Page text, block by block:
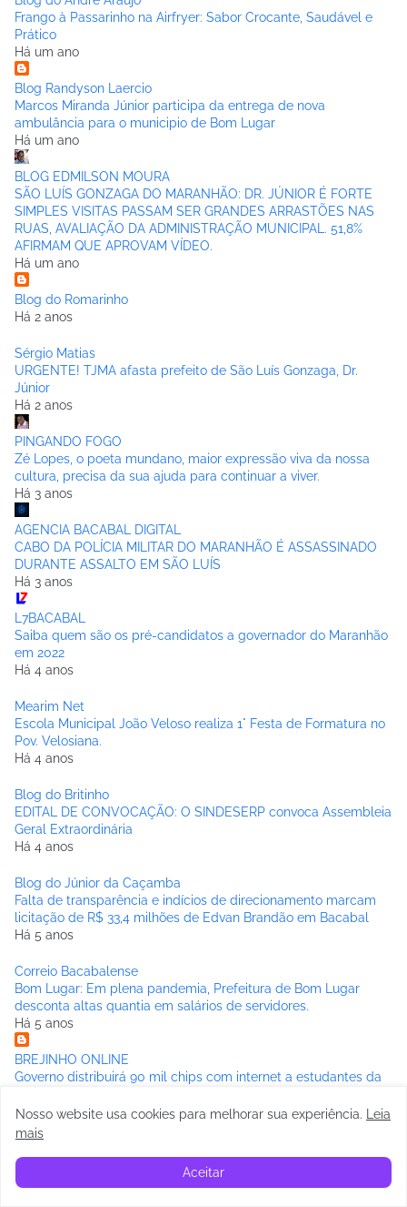
Frango à Passarinho na Airfryer: Sabor Crocante, Saudável e
Prático
Há um ano
Blog Randyson Laercio
Marcos Miranda Júnior participa da entrega de nova
ambulância para o municipio de Bom Lugar
Há um ano
BLOG EDMILSON MOURA
SÃO LUÍS GONZAGA DO MARANHÃO: DR. JÚNIOR É FORTE
SIMPLES VISITAS PASSAM SER GRANDES ARRASTÕES NAS
RUAS, AVALIAÇÃO DA ADMINISTRAÇÃO MUNICIPAL. 51,8%
AFIRMAM QUE APROVAM VÍDEO.
Há um ano
Blog do Romarinho
Há 2 anos
Sérgio Matias
URGENTE! TJMA afasta prefeito de São Luís Gonzaga, Dr.
Júnior
Há 2 anos
PINGANDO FOGO
Zé Lopes, o poeta mundano, maior expressão viva da nossa
cultura, precisa da sua ajuda para continuar a viver.
Há 3 anos
AGENCIA BACABAL DIGITAL
CABO DA POLÍCIA MILITAR DO MARANHÃO É ASSASSINADO
DURANTE ASSALTO EM SÃO LUÍS
Há 3 anos
L7BACABAL
Saiba quem são os pré-candidatos a governador do Maranhão
em 2022
Há 4 anos
Mearim Net
Escola Municipal João Veloso realiza 1° Festa de Formatura no
Pov. Velosiana.
Há 4 anos
Blog do Britinho
EDITAL DE CONVOCAÇÃO: O SINDESERP convoca Assembleia
Geral Extraordinária
Há 4 anos
Blog do Júnior da Caçamba
Falta de transparência e indícios de direcionamento marcam
licitação de R$ 33,4 milhões de Edvan Brandão em Bacabal
Há 5 anos
Correio Bacabalense
Bom Lugar: Em plena pandemia, Prefeitura de Bom Lugar
desconta altas quantia em salários de servidores.
Há 5 anos
BREJINHO ONLINE
Governo distribuirá 90 mil chips com internet a estudantes da
Há 6 anos
OS PRÉ-CANDIDATOS A PREFEITO DE BACABAL E SUAS
REAIS CHANCES
Nosso website usa cookies para melhorar sua experiência.
Leia
mais
Aceitar